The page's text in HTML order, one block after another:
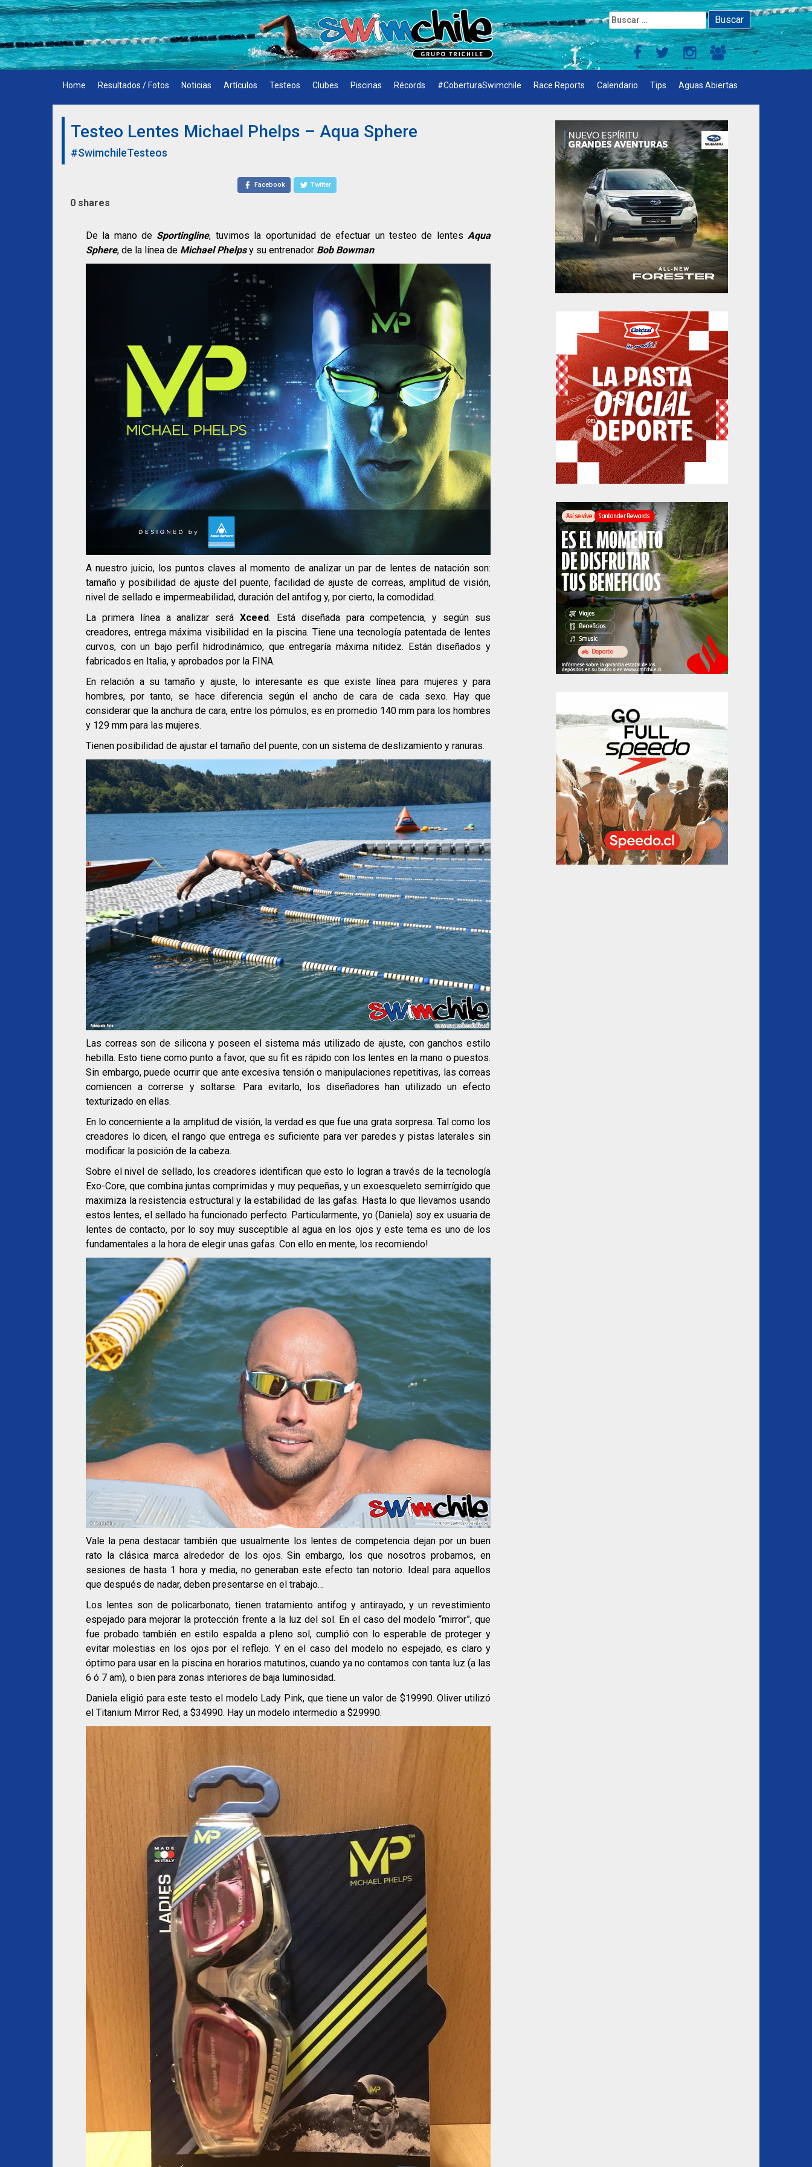
Skip
to
content
Buscar:
Home Resultados / Fotos Noticias Artículos Testeos Clubes Piscinas Récords #CoberturaSwimchile Race Reports Calendario Tips Aguas Abiertas
Testeo Lentes Michael Phelps – Aqua Sphere
#SwimchileTesteos
Facebook Twitter
0 shares
De la mano de Sportingline, tuvimos la oportunidad de efectuar un testeo de lentes Aqua
Sphere, de la línea de Michael Phelpsy su entrenador Bob Bowman.
A nuestro juicio, los puntos claves al momento de analizar un par de lentes de natación son:
tamaño y posibilidad de ajuste del puente, facilidad de ajuste de correas, amplitud de visión,
nivel de sellado e impermeabilidad, duración del antifog y, por cierto, la comodidad.
La primera línea a analizar seráXceed. Está diseñada para competencia, y según sus
creadores, entrega máxima visibilidad en la piscina. Tiene una tecnología patentada de lentes
curvos, con un bajo perfil hidrodinámico, que entregaría máxima nitidez. Están diseñados y
fabricados en Italia, y aprobados por la FINA.
En relación a su tamaño y ajuste, lo interesante es que existe línea para mujeres y para
hombres, por tanto, se hace diferencia según el ancho de cara de cada sexo. Hay que
considerar que la anchura de cara, entre los pómulos, es en promedio 140 mm para los hombres
y 129 mm para las mujeres.
Tienen posibilidad de ajustar el tamaño del puente, con un sistema de deslizamiento y ranuras.
Las correas son de silicona y poseen el sistema más utilizado de ajuste, con ganchos estilo
hebilla. Esto tiene como punto a favor, que su fit es rápido con los lentes en la mano o puestos.
Sin embargo, puede ocurrir que ante excesiva tensión o manipulaciones repetitivas, las correas
comiencen a correrse y soltarse. Para evitarlo, los diseñadores han utilizado un efecto
texturizado en ellas.
En lo concerniente a la amplitud de visión, la verdad es que fue una grata sorpresa. Tal como los
creadores lo dicen, el rango que entrega es suficiente para ver paredes y pistas laterales sin
modificar la posición de la cabeza.
Sobre el nivel de sellado, los creadores identifican que esto lo logran a través de la tecnología
Exo-Core, que combina juntas comprimidas y muy pequeñas, y un exoesqueleto semirrígido que
maximiza la resistencia estructural y la estabilidad de las gafas. Hasta lo que llevamos usando
estos lentes, el sellado ha funcionado perfecto. Particularmente, yo (Daniela) soy ex usuaria de
lentes de contacto, por lo soy muy susceptible al agua en los ojos y este tema es uno de los
fundamentales a la hora de elegir unas gafas. Con ello en mente, los recomiendo!
Vale la pena destacar también que usualmente los lentes de competencia dejan por un buen
rato la clásica marca alrededor de los ojos. Sin embargo, los que nosotros probamos, en
sesiones de hasta 1 hora y media, no generaban este efecto tan notorio. Ideal para aquellos
que después de nadar, deben presentarse en el trabajo…
Los lentes son de policarbonato, tienen tratamiento antifog y antirayado, y un revestimiento
espejado para mejorar la protección frente a la luz del sol. En el caso del modelo “mirror”, que
fue probado también en estilo espalda a pleno sol, cumplió con lo esperable de proteger y
evitar molestias en los ojos por el reflejo. Y en el caso del modelo no espejado, es claro y
óptimo para usar en la piscina en horarios matutinos, cuando ya no contamos con tanta luz (a las
6 ó 7 am), o bien para zonas interiores de baja luminosidad.
Daniela eligió para este testo el modelo Lady Pink, que tiene un valor de $19990. Oliver utilizó
el Titanium Mirror Red, a $34990. Hay un modelo intermedio a $29990.